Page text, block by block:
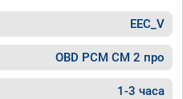
EEC_V
OBD PCM СМ 2 про
1-3 часа